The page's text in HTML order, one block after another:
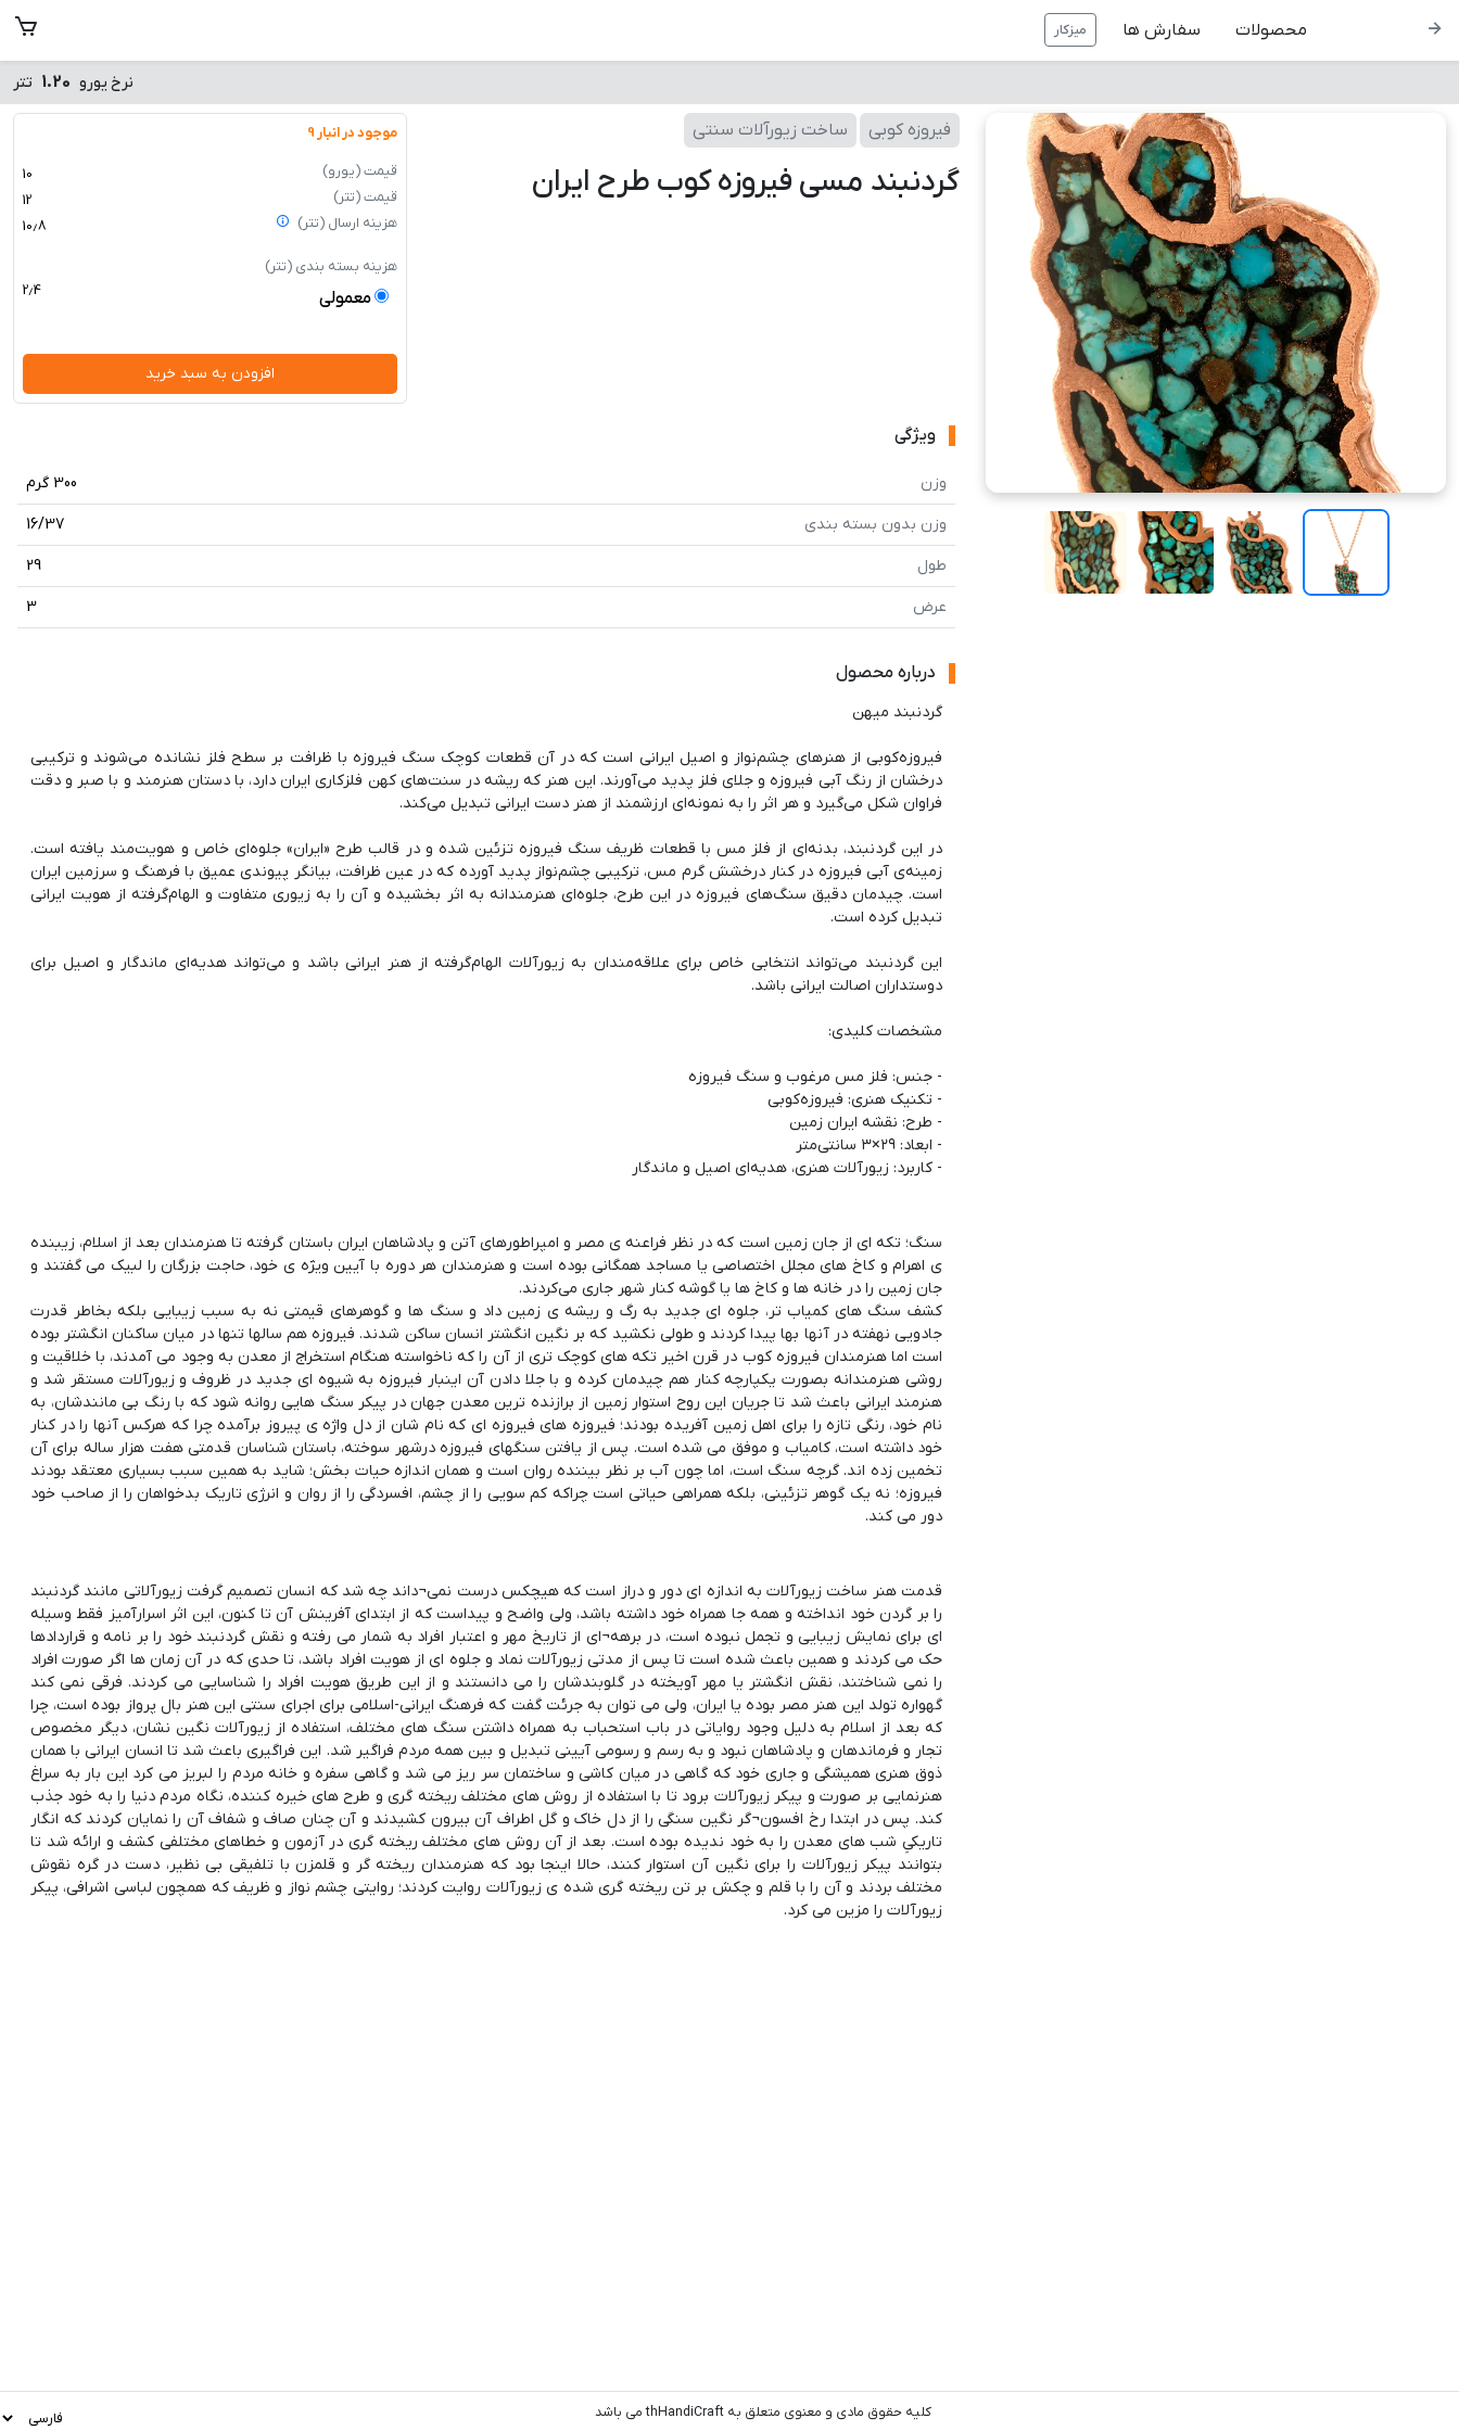
محصولات سفارش ها میزکار
نرخ یورو 1.20 تتر
فیروزه کوبی ساخت زیورآلات سنتی
گردنبند مسی فیروزه کوب طرح ایران
موجود در انبار 9
قیمت(یورو)
10
قیمت(تتر)
12
هزینه ارسال (تتر) 10٫8
هزینه بسته بندی (تتر)
معمولی 2٫4
ویژگی
وزن
300 گرم
وزن بدون بسته بندی
16/37
طول
29
عرض
3
درباره محصول
فیروزه‌کوبی از هنرهای چشم‌نواز و اصیل ایرانی است که در آن قطعات کوچک سنگ فیروزه با ظرافت بر سطح فلز نشانده می‌شوند و ترکیبی
درخشان از رنگ آبی فیروزه و جلای فلز پدید می‌آورند. این هنر که ریشه در سنت‌های کهن فلزکاری ایران دارد، با دستان هنرمند و با صبر و دقت
در این گردنبند، بدنه‌ای از فلز مس با قطعات ظریف سنگ فیروزه تزئین شده و در قالب طرح «ایران» جلوه‌ای خاص و هویت‌مند یافته است.
زمینه‌ی آبی فیروزه در کنار درخشش گرم مس، ترکیبی چشم‌نواز پدید آورده که در عین ظرافت، بیانگر پیوندی عمیق با فرهنگ و سرزمین ایران
است. چیدمان دقیق سنگ‌های فیروزه در این طرح، جلوه‌ای هنرمندانه به اثر بخشیده و آن را به زیوری متفاوت و الهام‌گرفته از هویت ایرانی
این گردنبند می‌تواند انتخابی خاص برای علاقه‌مندان به زیورآلات الهام‌گرفته از هنر ایرانی باشد و می‌تواند هدیه‌ای ماندگار و اصیل برای
- کاربرد: زیورآلات هنری، هدیه‌ای اصیل و ماندگار
سنگ؛ تکه ای از جان زمین است که در نظر فراعنه ی مصر و امپراطورهای آتن و پادشاهان ایران باستان گرفته تا هنرمندان بعد از اسلام، زیبنده
ی اهرام و کاخ های مجلل اختصاصی یا مساجد همگانی بوده است و هنرمندان هر دوره با آیین ویژه ی خود، حاجت بزرگان را لبیک می گفتند و
کشف سنگ های کمیاب تر، جلوه ای جدید به رگ و ریشه ی زمین داد و سنگ ها و گوهرهای قیمتی نه به سبب زیبایی بلکه بخاطر قدرت
جادویی نهفته در آنها بها پیدا کردند و طولی نکشید که بر نگین انگشتر انسان ساکن شدند. فیروزه هم سالها تنها در میان ساکنان انگشتر بوده
است اما هنرمندان فیروزه کوب در قرن اخیر تکه های کوچک تری از آن را که ناخواسته هنگام استخراج از معدن به وجود می آمدند، با خلاقیت و
روشی هنرمندانه بصورت یکپارچه کنار هم چیدمان کرده و با جلا دادن آن اینبار فیروزه به شیوه ای جدید در ظروف و زیورآلات مستقر شد و
هنرمند ایرانی باعث شد تا جریان این روح استوار زمین از برازنده ترین معدن جهان در پیکر سنگ هایی روانه شود که با رنگ بی مانندشان، به
نام خود، رنگی تازه را برای اهل زمین آفریده بودند؛ فیروزه های فیروزه ای که نام شان از دل واژه ی پیروز برآمده چرا که هرکس آنها را در کنار
خود داشته است، کامیاب و موفق می شده است. پس از یافتن سنگهای فیروزه درشهر سوخته، باستان شناسان قدمتی هفت هزار ساله برای آن
تخمین زده اند. گرچه سنگ است، اما چون آب بر نظر بیننده روان است و همان اندازه حیات بخش؛ شاید به همین سبب بسیاری معتقد بودند
فیروزه؛ نه یک گوهر تزئینی، بلکه همراهی حیاتی است چراکه کم سویی را از چشم، افسردگی را از روان و انرژی تاریک بدخواهان را از صاحب خود
دور می کند.
قدمت هنر ساخت زیورآلات به اندازه ای دور و دراز است که هیچکس درست نمی¬داند چه شد که انسان تصمیم گرفت زیورآلاتی مانند گردنبند
را بر گردن خود انداخته و همه جا همراه خود داشته باشد، ولی واضح و پیداست که از ابتدای آفرینش آن تا کنون، این اثر اسرارآمیز فقط وسیله
ای برای نمایش زیبایی و تجمل نبوده است، در برهه¬ای از تاریخ مهر و اعتبار افراد به شمار می رفته و نقش گردنبند خود را بر نامه و قراردادها
حک می کردند و همین باعث شده است تا پس از مدتی زیورآلات نماد و جلوه ای از هویت افراد باشد، تا حدی که در آن زمان ها اگر صورت افراد
را نمی شناختند، نقش انگشتر یا مهر آویخته در گلوبندشان را می دانستند و از این طریق هویت افراد را شناسایی می کردند. فرقی نمی کند
گهواره تولد این هنر مصر بوده یا ایران، ولی می توان به جرئت گفت که فرهنگ ایرانی-اسلامی برای اجرای سنتی این هنر بال پرواز بوده است، چرا
که بعد از اسلام به دلیل وجود روایاتی در باب استحباب به همراه داشتن سنگ های مختلف، استفاده از زیورآلات نگین نشان، دیگر مخصوص
تجار و فرماندهان و پادشاهان نبود و به رسم و رسومی آیینی تبدیل و بین همه مردم فراگیر شد. این فراگیری باعث شد تا انسان ایرانی با همان
ذوق هنری همیشگی و جاری خود که گاهی در میان کاشی و ساختمان سر ریز می شد و گاهی سفره و خانه مردم را لبریز می کرد این بار به سراغ
هنرنمایی بر صورت و پیکر زیورآلات برود تا با استفاده از روش های مختلف ریخته گری و طرح های خیره کننده، نگاه مردم دنیا را به خود جذب
کند. پس در ابتدا رخ افسون¬گر نگین سنگی را از دل خاک و گل اطراف آن بیرون کشیدند و آن چنان صاف و شفاف آن را نمایان کردند که انگار
تاریکیِ شب های معدن را به خود ندیده بوده است. بعد از آن روش های مختلف ریخته گری در آزمون و خطاهای مختلفی کشف و ارائه شد تا
بتوانند پیکر زیورآلات را برای نگین آن استوار کنند، حالا اینجا بود که هنرمندان ریخته گر و قلمزن با تلفیقی بی نظیر، دست در گره نقوش
مختلف بردند و آن را با قلم و چکش بر تن ریخته گری شده ی زیورآلات روایت کردند؛ روایتی چشم نواز و ظریف که همچون لباسی اشرافی، پیکر
زیورآلات را مزین می کرد.
کلیه حقوق مادی و معنوی متعلق به thHandiCraft می باشد